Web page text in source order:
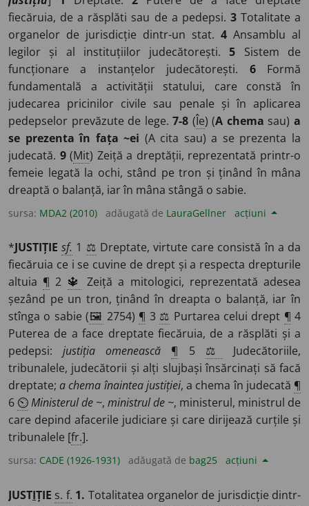
fiecăruia, de a răsplăti sau de a pedepsi. 3Totalitate a
organelor de jurisdicție dintr-un stat. 4 Ansamblu al
legilor și al instituțiilor judecătorești.5 Sistem de
funcționare a instanțelor judecătorești. 6Formă
fundamentală a activității statului, care constă în
judecarea pricinilor civile sau penale și în aplicarea
pedepselor prevăzute de lege.7-8 (Îe) (A chema sau)a
se prezenta în fața ~ei (A cita sau) a se prezenta la
judecată. 9(Mit) Zeiță a dreptății, reprezentată printr-o
femeie legată la ochi, stând pe tron și ținând în mâna
dreaptă o balanță, iar în mâna stângă o sabie.
sursa: MDA2 (2010) adăugată de LauraGellner acțiuni
*JUSTIȚIE sf. 1 ⚖️ Dreptate, virtute care consistă în a da
fiecăruia ce i se cuvine de drept și a respecta drepturile
altuia ¶ 2 🔱
Zeiță a mitologici, reprezentată adesea
șezând pe un tron, ținând în dreapta o balanță, iar în
stînga o sabie (🖼 2754) ¶ 3 ⚖️ Purtarea celui drept ¶ 4
Puterea de a face dreptate fiecăruia, de a răsplăti și a
pedepsi:justiția omenească ¶ 5 ⚖️
Judecătoriile,
tribunalele, judecătorii și alți slujbași însărcinați să facă
dreptate;a chema înaintea justiției, a chema în judecată ¶
6 ⏲Ministerul de ~, ministrul de ~, ministerul, ministrul de
care depind afacerile judiciare și care dirijează curțile și
tribunalele [fr.].
sursa: CADE (1926-1931) adăugată de bag25 acțiuni
JUSTIȚIE s. f. 1. Totalitatea organelor de jurisdicție dintr-